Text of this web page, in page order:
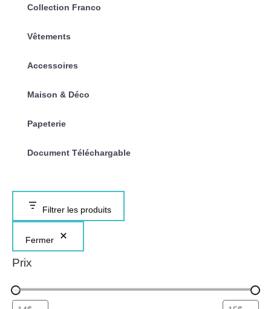
Collection Franco
Vêtements
Accessoires
Maison & Déco
Papeterie
Document Téléchargable
Filtrer les produits
Fermer
Prix